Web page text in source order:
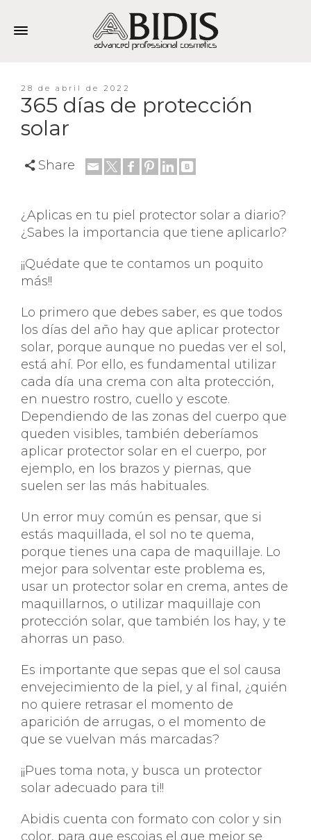
28 de abril de 2022
365 días de protección
solar
Share
¿Aplicas en tu piel protector solar a diario?
¿Sabes la importancia que tiene aplicarlo?
¡¡Quédate que te contamos un poquito
más!!
Lo primero que debes saber, es que todos
los días del año hay que aplicar protector
solar, porque aunque no puedas ver el sol,
está ahí. Por ello, es fundamental utilizar
cada día una crema con alta protección,
en nuestro rostro, cuello y escote.
Dependiendo de las zonas del cuerpo que
queden visibles, también deberíamos
aplicar protector solar en el cuerpo, por
ejemplo, en los brazos y piernas, que
suelen ser las más habituales.
Un error muy común es pensar, que si
estás maquillada, el sol no te quema,
porque tienes una capa de maquillaje. Lo
mejor para solventar este problema es,
usar un protector solar en crema, antes de
maquillarnos, o utilizar maquillaje con
protección solar, que también los hay, y te
ahorras un paso.
Es importante que sepas que el sol causa
envejecimiento de la piel, y al final, ¿quién
no quiere retrasar el momento de
aparición de arrugas, o el momento de
que se vuelvan más marcadas?
¡¡Pues toma nota, y busca un protector
solar adecuado para ti!!
Abidis cuenta con formato con color y sin
color, para que escojas el que mejor se